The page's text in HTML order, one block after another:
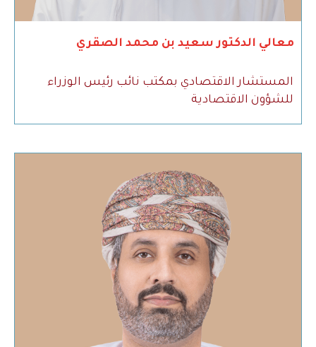
معالي الدكتور سعيد بن محمد الصقري
المستشار الاقتصادي بمكتب نائب رئيس الوزراء
للشؤون الاقتصادية